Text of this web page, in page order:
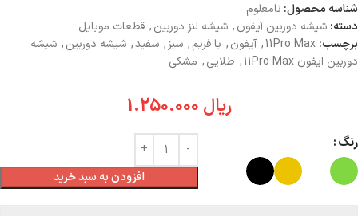
شناسه محصول: نامعلوم
دسته: شیشه دوربین آیفون, شیشه لنز دوربین, قطعات موبایل
برچسب: 11Pro Max
, آیفون, با فریم, سبز, سفید, شیشه دوربین, شیشه
دوربین ایفون 11Pro Max
, طلایی, مشکی
ریال
رنگ
افزودن به سبد خرید